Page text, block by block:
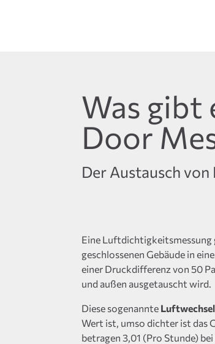
Der Austausch
Was gibt
Door
Eine
geschlossenen Gebäude in
einer Druckdifferenz von 50
und außen ausgetauscht wird.
Diese sogenannte
Wert ist, umso dichter ist das
betragen 3,01 (Pro Stunde)